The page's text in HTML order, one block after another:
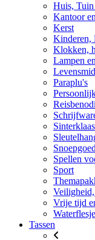
Huis,
Kantoor
Kerst
Kinderen,
Klokken,
Lampen
Paraplu's
Sinterklaas
Snoepgoed
Spellen
Sport
Vrije tijd
Tassen